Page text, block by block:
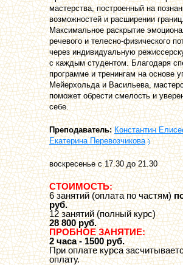
мастерства, построенный на
возможностей и расширении
Максимальное раскрытие
речевого и телесно-физического
через индивидуальную
с каждым студентом. Благодаря
программе и тренингам на основе
Мейерхольда и Васильева,
поможет обрести смелость и
себе.
Преподаватель: Константин
Екатерина Перевозчикова
воскресенье с 17.30 до 21.30
СТОИМОСТЬ:
6 занятий (оплата по частям)
руб.
12 занятий (полный курс)
28 800 руб.
ПРОБНОЕ ЗАНЯТИЕ:
2 часа - 1500 руб.
При оплате курса
оплату.